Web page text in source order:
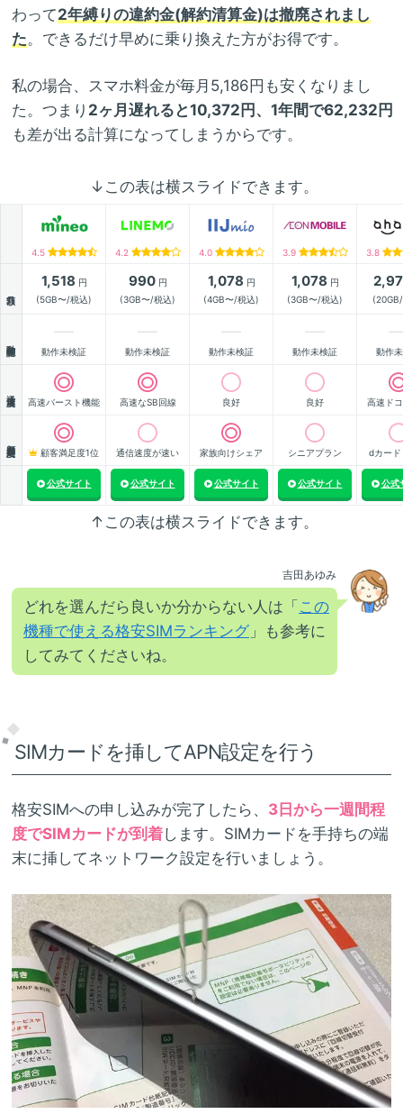
わって2年縛りの違約金(解約清算金)は撤廃されまし
た。できるだけ早めに乗り換えた方がお得です。
私の場合、スマホ料金が毎月5,186円も安くなりまし
た。つまり 2ヶ月遅れると10,372円、1年間で62,232円
も差が出る計算になってしまうからです。
↓この表は横スライドできます。
4.5 4.2 4.0 3.9 3.8
1,518 円
(5GB〜/税込)
990円
(3GB〜/税込)
1,078 円
(4GB〜/税込)
1,078 円
(3GB〜/税込)
動作未検証 動作未検証 動作未検証 動作未検証 動作
高速バースト機能 高速なSB回線 良好 良好 高速ド
顧客満足度1位 通信速度が速い 家族向けシェア シニアプラン dカード
公式サイト 公式サイト 公式サイト 公式サイト 公式
↑この表は横スライドできます。
吉田あゆみ
どれを選んだら良いか分からない人は「この
機種で使える格安SIMランキング 」も参考に
してみてくださいね。
SIMカードを挿してAPN設定を行う
格安SIMへの申し込みが完了したら、 3日から一週間程
度でSIMカードが到着します。SIMカードを手持ちの端
末に挿してネットワーク設定を行いましょう。